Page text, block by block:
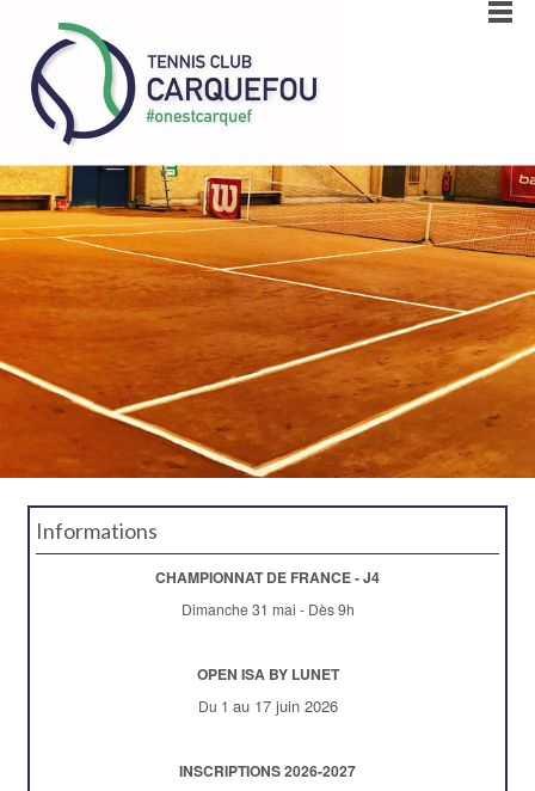
Informations
CHAMPIONNAT DE FRANCE - J4
Dimanche 31 mai - Dès 9h
OPEN ISA BY LUNET
Du 1 au 17 juin 2026
INSCRIPTIONS 2026-2027